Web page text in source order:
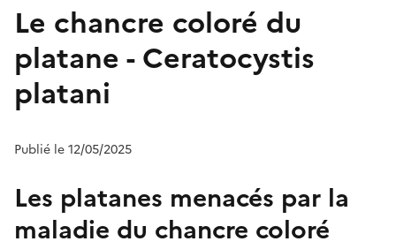
Le chancre coloré du
platane - Ceratocystis
platani
Publié le 12/05/2025
Les platanes menacés par la
maladie du chancre coloré